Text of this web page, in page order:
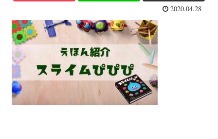
2020.04.28